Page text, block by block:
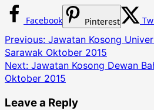
Facebook Pinterest
Post
navigation
Previous: Jawatan Kosong
Sarawak Oktober 2015
Next: Jawatan Kosong Dewan
Oktober 2015
Leave a Reply